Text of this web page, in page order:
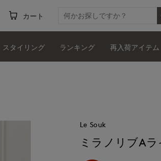
カート
スタイリング ランキング 再入荷アイテム
Le Souk
ミラノリブA